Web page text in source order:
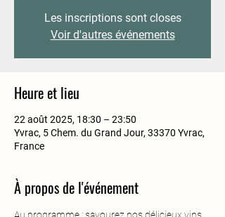
Les inscriptions sont closes
Voir d'autres événements
Heure et lieu
22 août 2025, 18:30 – 23:50
Yvrac, 5 Chem. du Grand Jour, 33370 Yvrac,
France
À propos de l'événement